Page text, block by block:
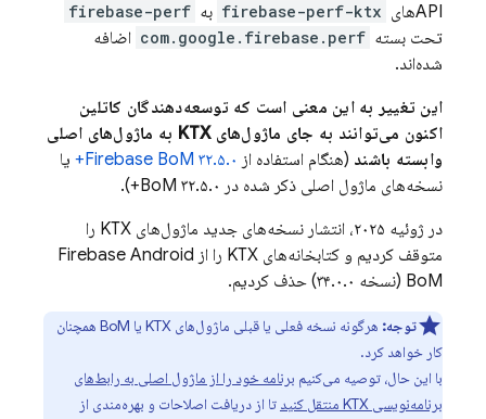
APIهای
firebase-perf-ktx به firebase-perf
تحت بسته com.google.firebase.perf اضافه
شده‌اند.
این تغییر به این معنی است که توسعه‌دهندگان کاتلین
اکنون می‌توانند به جای ماژول‌های KTX به ماژول‌های اصلی
وابسته باشند (هنگام استفاده از Firebase BoM ۳۲.۵.۰+
یا
نسخه‌های ماژول اصلی ذکر شده در
BoM ۳۲.۵.۰+).
در ژوئیه ۲۰۲۵، انتشار نسخه‌های جدید ماژول‌های KTX را
متوقف کردیم و کتابخانه‌های KTX را از
Firebase Android
BoM (نسخه ۳۴.۰.۰) حذف کردیم.
توجه: هرگونه نسخه فعلی یا قبلی ماژول‌های KTX یا BoM همچنان
کار خواهد کرد.
با این حال، توصیه می‌کنیم برنامه خود را از ماژول اصلی به رابط‌های
برنامه‌نویسی KTX منتقل کنید
تا از دریافت اصلاحات و بهره‌مندی از